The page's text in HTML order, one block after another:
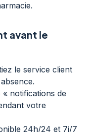
avant le
le service client
notifications de
votre
24h/24 et 7j/7